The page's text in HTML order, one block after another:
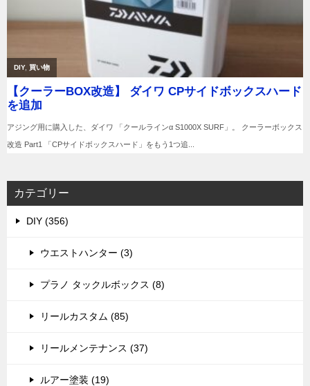
カテゴリー
DIY (356)
ウエストハンター (3)
プラノ タックルボックス (8)
リールカスタム (85)
リールメンテナンス (37)
ルアー塗装 (19)